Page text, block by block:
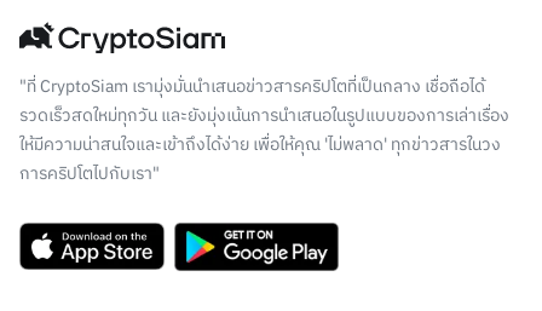
"ที่ CryptoSiam เรามุ่งมั่นนำเสนอข่าวสารคริปโตที่เป็นกลาง เชื่อถือได้
รวดเร็วสดใหม่ทุกวัน และยังมุ่งเน้นการนำเสนอในรูปแบบของการเล่าเรื่อง
ให้มีความน่าสนใจและเข้าถึงได้ง่าย เพื่อให้คุณ 'ไม่พลาด' ทุกข่าวสารในวง
การคริปโตไปกับเรา"